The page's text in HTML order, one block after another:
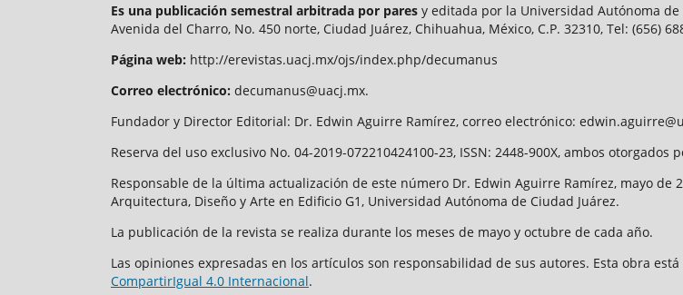
Es una publicación semestral arbitrada por pares y editada por la Universidad Autónoma
Avenida del Charro, No. 450 norte, Ciudad Juárez, Chihuahua, México, C.P. 32310, Tel: (656)
Página web: http://erevistas.uacj.mx/ojs/index.php/decumanus
Correo electrónico: decumanus@uacj.mx.
Fundador y Director Editorial: Dr. Edwin Aguirre Ramírez, correo electrónico:
Reserva del uso exclusivo No. 04-2019-072210424100-23, ISSN: 2448-900X, ambos
Responsable de la última actualización de este número Dr. Edwin Aguirre Ramírez, mayo
Arquitectura, Diseño y Arte en Edificio G1, Universidad Autónoma de Ciudad Juárez.
La publicación de la revista se realiza durante los meses de mayo y octubre de cada año.
Las opiniones expresadas en los artículos son responsabilidad de sus autores. Esta obra
CompartirIgual 4.0 Internacional.